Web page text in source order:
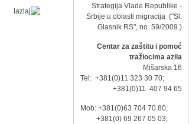
- Strategija Vlade Republike
Srbije u oblasti migracija ("Sl.
Glasnik RS", no. 59/2009.)
Centar za zaštitu i pomoć
tražiocima azila
Mišarska 16
Tel: +381(0)11 323 30 70;
+381(0)11 407 94 65
Mob: +381(0)63 704 70 80;
+381(0) 69 267 05 03;